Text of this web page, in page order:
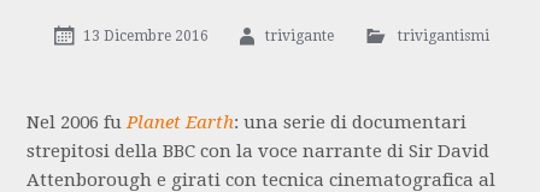
13 Dicembre 2016 trivigante trivigantismi
Nel 2006 fuPlanet Earth: una serie di documentari
strepitosi della BBC con la voce narrante di Sir David
Attenborough e girati con tecnica cinematografica al